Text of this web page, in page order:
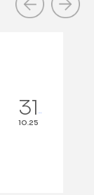
31
10.25